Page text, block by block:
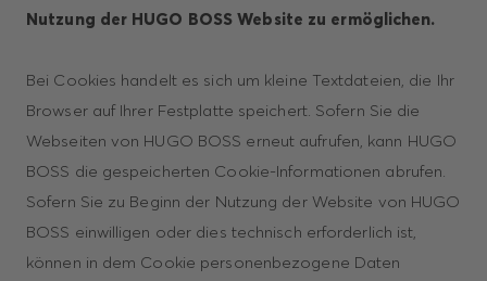
Nutzung der HUGO BOSS Website zu ermöglichen.
Bei Cookies handelt es sich um kleine Textdateien, die Ihr
Browser auf Ihrer Festplatte speichert. Sofern Sie die
Webseiten von HUGO BOSS erneut aufrufen, kann HUGO
BOSS die gespeicherten Cookie-Informationen abrufen.
Sofern Sie zu Beginn der Nutzung der Website von HUGO
BOSS einwilligen oder dies technisch erforderlich ist,
können in dem Cookie personenbezogene Daten